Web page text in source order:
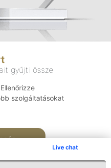
Live chat
gyűjti össze
szolgáltatásokat